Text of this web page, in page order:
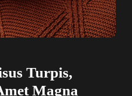
Turpis,
Magna